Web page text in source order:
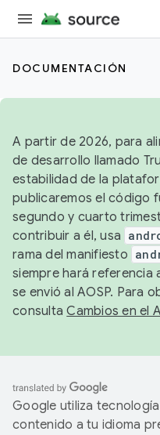
DOCUMENTACIÓN
A partir de 2026, para
de desarrollo llamado
estabilidad de la
publicaremos el código
segundo y cuarto
contribuir a él, usa
rama del manifiesto
siempre hará referencia
se envió al AOSP. Para
consultaCambios en el
Google utiliza
contenido a tu idioma